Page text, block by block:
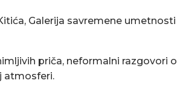
Galerija savremene umetnosti
priča, neformalni razgovori o
atmosferi.